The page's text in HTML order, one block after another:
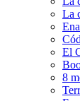
La
El
8